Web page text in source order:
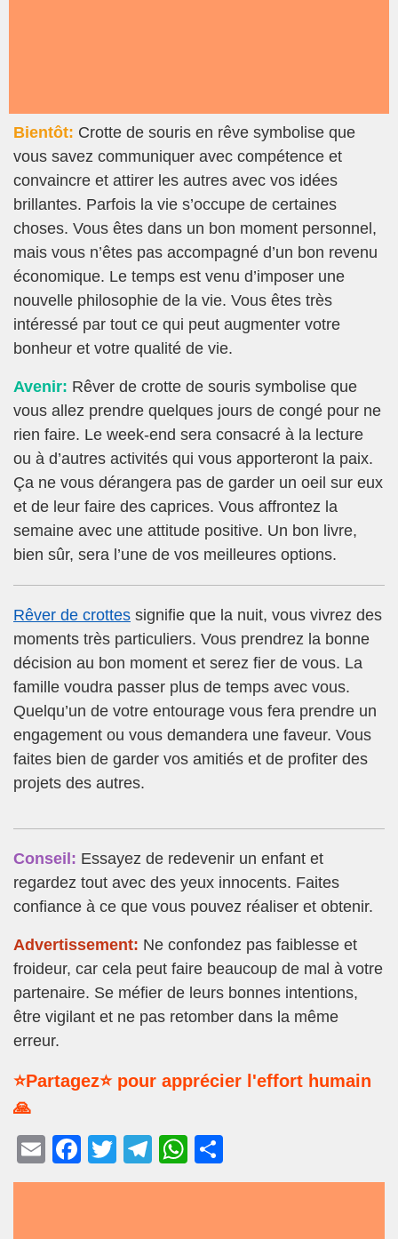
Bientôt: Crotte de souris en rêve symbolise que
vous savez communiquer avec compétence et
convaincre et attirer les autres avec vos idées
brillantes. Parfois la vie s’occupe de certaines
choses. Vous êtes dans un bon moment personnel,
mais vous n’êtes pas accompagné d’un bon revenu
économique. Le temps est venu d’imposer une
nouvelle philosophie de la vie. Vous êtes très
intéressé par tout ce qui peut augmenter votre
bonheur et votre qualité de vie.
Avenir: Rêver de crotte de souris symbolise que
vous allez prendre quelques jours de congé pour ne
rien faire. Le week-end sera consacré à la lecture
ou à d’autres activités qui vous apporteront la paix.
Ça ne vous dérangera pas de garder un oeil sur eux
et de leur faire des caprices. Vous affrontez la
semaine avec une attitude positive. Un bon livre,
bien sûr, sera l’une de vos meilleures options.
Rêver de crottes signifie que la nuit, vous vivrez des
moments très particuliers. Vous prendrez la bonne
décision au bon moment et serez fier de vous. La
famille voudra passer plus de temps avec vous.
Quelqu’un de votre entourage vous fera prendre un
engagement ou vous demandera une faveur. Vous
faites bien de garder vos amitiés et de profiter des
projets des autres.
Conseil: Essayez de redevenir un enfant et
regardez tout avec des yeux innocents. Faites
confiance à ce que vous pouvez réaliser et obtenir.
Advertissement: Ne confondez pas faiblesse et
froideur, car cela peut faire beaucoup de mal à votre
partenaire. Se méfier de leurs bonnes intentions,
être vigilant et ne pas retomber dans la même
erreur.
⭐Partagez⭐ pour apprécier l'effort humain
🙏
E
m
F
a
T
wi
T
el
W
h
ar